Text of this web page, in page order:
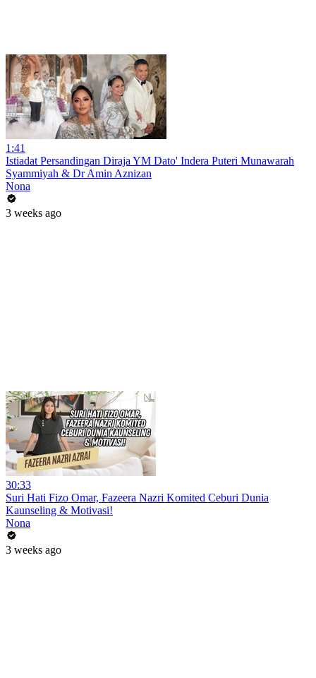
1:41
Istiadat Persandingan Diraja YM Dato' Indera Puteri Munawarah
Syammiyah & Dr Amin Aznizan
Nona
3 weeks ago
30:33
Suri Hati Fizo Omar, Fazeera Nazri Komited Ceburi Dunia
Kaunseling & Motivasi!
Nona
3 weeks ago